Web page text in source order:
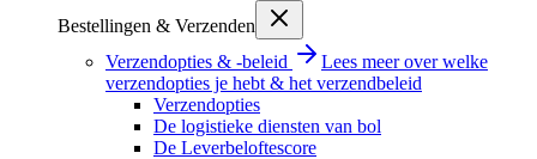
Bestellingen & Verzenden
Verzendopties & -beleid
Lees meer over welke
verzendopties je hebt & het verzendbeleid
Verzendopties
De logistieke diensten van bol
De Leverbeloftescore